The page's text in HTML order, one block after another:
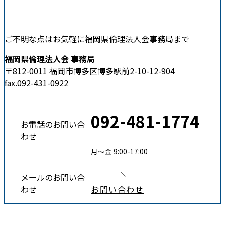
ご不明な点はお気軽に福岡県倫理法人会事務局まで
福岡県倫理法人会 事務局
〒812-0011 福岡市博多区博多駅前2-10-12-904
fax.092-431-0922
お電話のお問い合
わせ
092-481-1774
月〜金 9:00-17:00
メールのお問い合
わせ
お問い合わせ